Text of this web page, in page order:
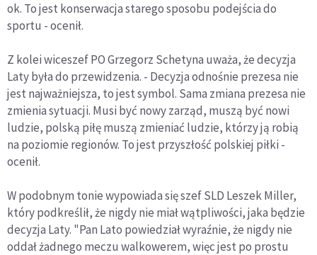
ok. To jest konserwacja starego sposobu podejścia do
sportu - ocenił.
Z kolei wiceszef PO Grzegorz Schetyna uważa, że decyzja
Laty była do przewidzenia. - Decyzja odnośnie prezesa nie
jest najważniejsza, to jest symbol. Sama zmiana prezesa nie
zmienia sytuacji. Musi być nowy zarząd, muszą być nowi
ludzie, polską piłę muszą zmieniać ludzie, którzy ją robią
na poziomie regionów. To jest przyszłość polskiej piłki -
ocenił.
W podobnym tonie wypowiada się szef SLD Leszek Miller,
który podkreślił, że nigdy nie miał wątpliwości, jaka będzie
decyzja Laty. "Pan Lato powiedział wyraźnie, że nigdy nie
oddał żadnego meczu walkowerem, więc jest po prostu